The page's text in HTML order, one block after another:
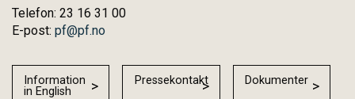
Telefon: 23 16 31 00
E-post: pf@pf.no
Information
in English
Pressekontakt Dokumenter